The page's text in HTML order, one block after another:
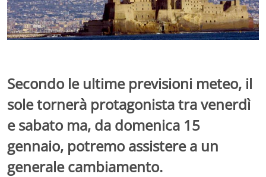
Secondo le ultime previsioni meteo, il
sole tornerà protagonista tra venerdì
e sabato ma, da domenica 15
gennaio, potremo assistere a un
generale cambiamento.